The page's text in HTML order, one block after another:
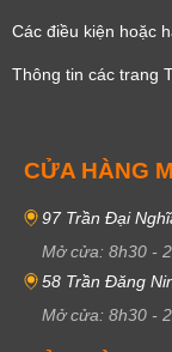
Các điều kiện hoặc
Thông tin các trang
CỬA HÀNG
97 Trần Đại
Mở cửa: 8h30 -
58 Trần Đăng
Mở cửa: 8h30 -